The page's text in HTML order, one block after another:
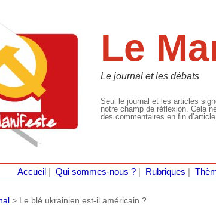
Le
Le journal et les débats
Seul le journal et les articles
notre champ de réflexion. Cela
des commentaires en fin
Accueil Qui sommes-nous ?| Rubriques
> Le blé ukrainien est-il américain ?